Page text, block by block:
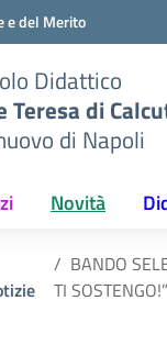
e del Merito
Didattico
Teresa di
di Napoli
Novità
BANDO
TI SOSTENGO!”